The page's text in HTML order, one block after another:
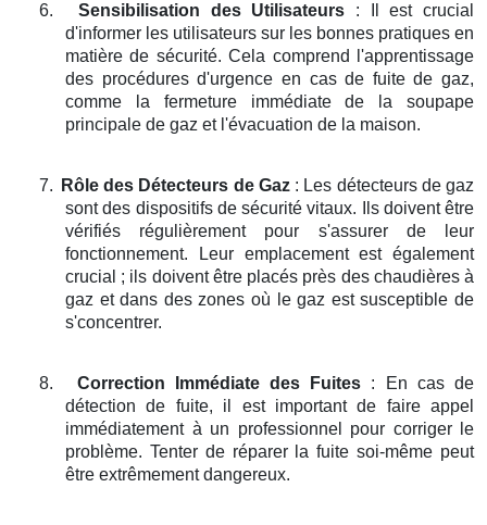
6. Sensibilisation des Utilisateurs : Il est crucial
d'informer les utilisateurs sur les bonnes pratiques en
matière de sécurité. Cela comprend l'apprentissage
des procédures d'urgence en cas de fuite de gaz,
comme la fermeture immédiate de la soupape
principale de gaz et l'évacuation de la maison.
7. Rôle des Détecteurs de Gaz: Les détecteurs de gaz
sont des dispositifs de sécurité vitaux. Ils doivent être
vérifiés régulièrement pour s'assurer de leur
fonctionnement. Leur emplacement est également
crucial ; ils doivent être placés près des chaudières à
gaz et dans des zones où le gaz est susceptible de
s'concentrer.
8. Correction Immédiate des Fuites : En cas de
détection de fuite, il est important de faire appel
immédiatement à un professionnel pour corriger le
problème. Tenter de réparer la fuite soi-même peut
être extrêmement dangereux.